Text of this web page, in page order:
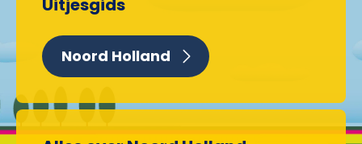
Uitjesgids
Noord Holland